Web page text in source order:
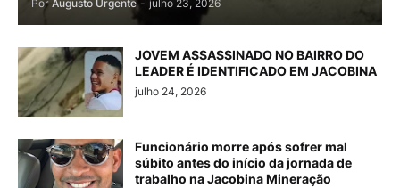
Por Augusto Urgente - julho 23, 2026
JOVEM ASSASSINADO NO BAIRRO DO
LEADER É IDENTIFICADO EM JACOBINA
julho 24, 2026
Funcionário morre após sofrer mal
súbito antes do início da jornada de
trabalho na Jacobina Mineração